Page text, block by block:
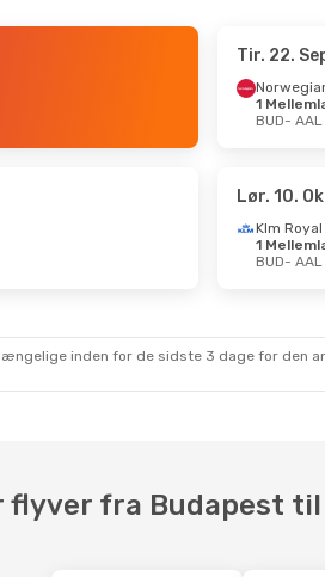
- Søn. 6. Sep.
Norwegian Air Sweden
Tir. 22.
1
BUD- AAL
Lør. 10.
1
BUD- AAL
inden for de sidste 3 dage for den
flyver fra Budapest